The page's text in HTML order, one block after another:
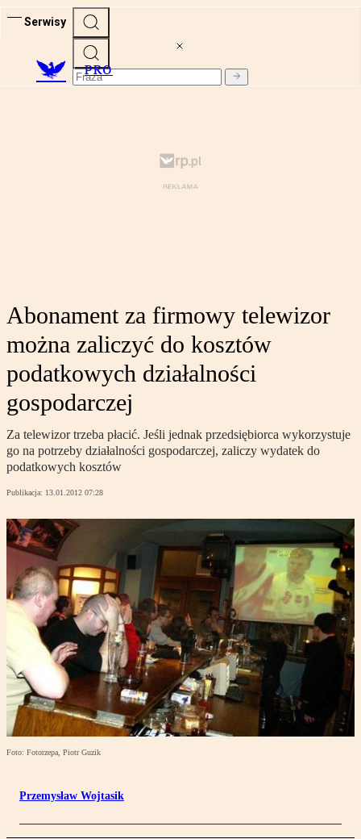
Serwisy
PRO
Abonament za firmowy telewizor
można zaliczyć do kosztów
podatkowych działalności
gospodarczej
Za telewizor trzeba płacić. Jeśli jednak przedsiębiorca wykorzystuje
go na potrzeby działalności gospodarczej, zaliczy wydatek do
podatkowych kosztów
Publikacja: 13.01.2012 07:28
Foto: Fotorzepa, Piotr Guzik
Przemysław Wojtasik